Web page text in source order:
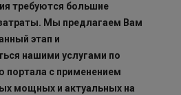
требуются большие
Мы предлагаем Вам
этап и
нашими услугами по
портала с применением
мощных и актуальных на